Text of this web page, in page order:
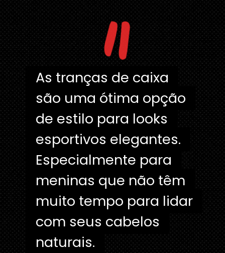
"
As tranças de caixa
são uma ótima opção
de estilo para looks
esportivos elegantes.
Especialmente para
meninas que não têm
muito tempo para lidar
com seus cabelos
naturais.
As tranças de caixa
são uma ótima opção
de estilo para looks
esportivos elegantes.
Especialmente para
meninas que não têm
muito tempo para lidar
com seus cabelos